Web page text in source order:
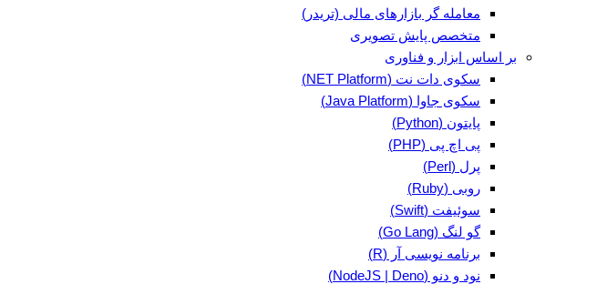
معامله گر بازارهای مالی (تریدر)
متخصص پایش تصویری
بر اساس ابزار و فناوری
سکوی دات نت (NET Platform)
سکوی جاوا (Java Platform)
پایتون (Python)
پی اچ پی (PHP)
پرل (Perl)
روبی (Ruby)
سوئیفت (Swift)
گو لنگ (Go Lang)
برنامه نویسی آر (R)
نود و دنو (NodeJS | Deno)